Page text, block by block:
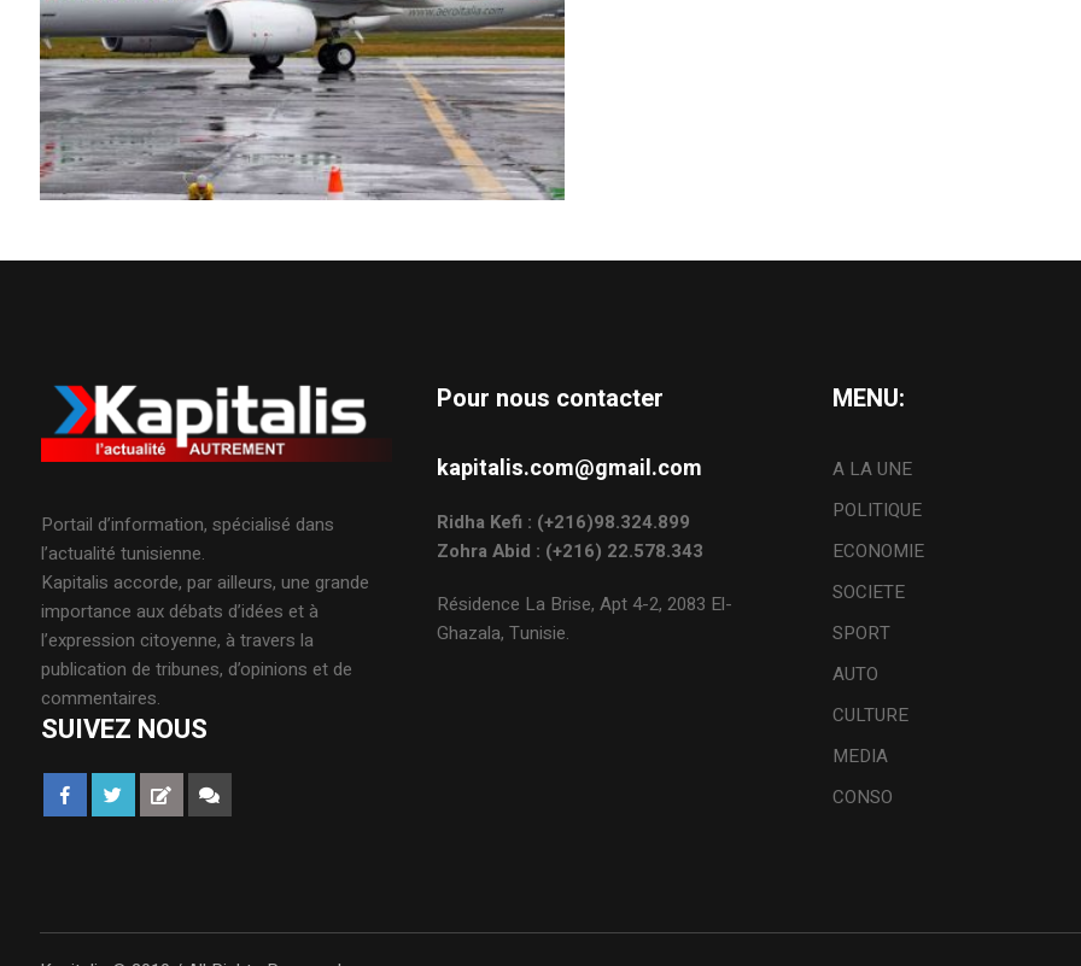
Portail d’information, spécialisé dans
l’actualité tunisienne.
Kapitalis accorde, par ailleurs, une grande
importance aux débats d’idées et à
l’expression citoyenne, à travers la
publication de tribunes, d’opinions et de
commentaires.
SUIVEZ NOUS
Pour nous contacter
kapitalis.com@gmail.com
Ridha Kefi : (+216)98.324.899
Zohra Abid : (+216) 22.578.343
Résidence La Brise, Apt 4-2, 2083 El-
Ghazala, Tunisie.
MENU:
A LA UNE
POLITIQUE
ECONOMIE
SOCIETE
SPORT
AUTO
CULTURE
MEDIA
CONSO